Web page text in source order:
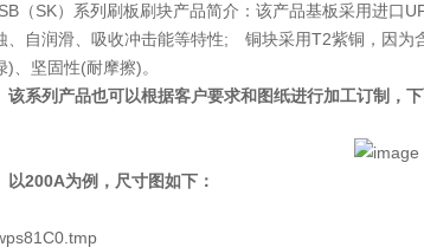
（SK）系列刷板刷块产品简介：该产品基板采用进口
、自润滑、吸收冲击能等特性; 铜块采用T2紫铜，因为
)、坚固性(耐摩擦)。
列产品也可以根据客户要求和图纸进行加工订制，下
以200A为例，尺寸图如下：